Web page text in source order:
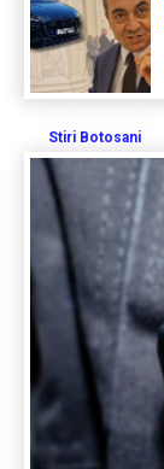
Stiri Botosani